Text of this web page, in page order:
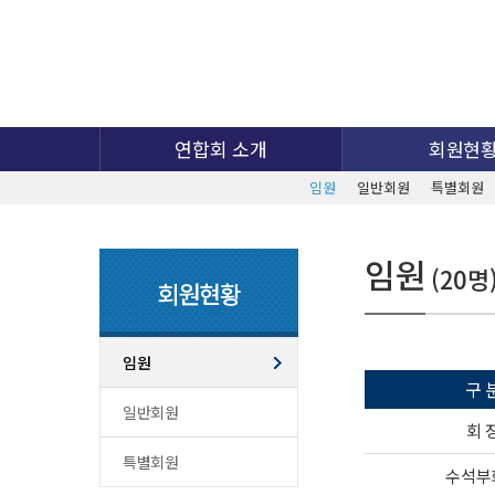
연합회 소개 회원현
임원 일반회원 특별회원
회원현황
임원
일반회원
특별회원
임원 (20
구
회
수석